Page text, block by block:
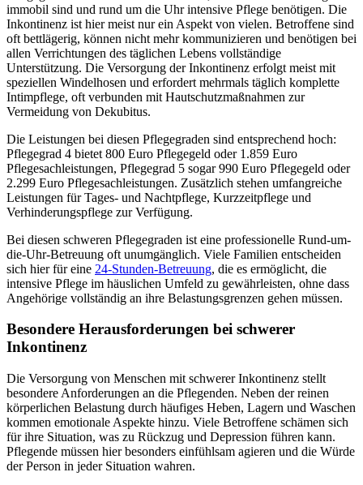
immobil sind und rund um die Uhr intensive Pflege benötigen. Die
Inkontinenz ist hier meist nur ein Aspekt von vielen. Betroffene sind
oft bettlägerig, können nicht mehr kommunizieren und benötigen bei
allen Verrichtungen des täglichen Lebens vollständige
Unterstützung. Die Versorgung der Inkontinenz erfolgt meist mit
speziellen Windelhosen und erfordert mehrmals täglich komplette
Intimpflege, oft verbunden mit Hautschutzmaßnahmen zur
Vermeidung von Dekubitus.
Die Leistungen bei diesen Pflegegraden sind entsprechend hoch:
Pflegegrad 4 bietet 800 Euro Pflegegeld oder 1.859 Euro
Pflegesachleistungen, Pflegegrad 5 sogar 990 Euro Pflegegeld oder
2.299 Euro Pflegesachleistungen. Zusätzlich stehen umfangreiche
Leistungen für Tages- und Nachtpflege, Kurzzeitpflege und
Verhinderungspflege zur Verfügung.
Bei diesen schweren Pflegegraden ist eine professionelle Rund-um-
die-Uhr-Betreuung oft unumgänglich. Viele Familien entscheiden
sich hier für eine 24-Stunden-Betreuung, die es ermöglicht, die
intensive Pflege im häuslichen Umfeld zu gewährleisten, ohne dass
Angehörige vollständig an ihre Belastungsgrenzen gehen müssen.
Besondere Herausforderungen bei schwerer
Inkontinenz
Die Versorgung von Menschen mit schwerer Inkontinenz stellt
besondere Anforderungen an die Pflegenden. Neben der reinen
körperlichen Belastung durch häufiges Heben, Lagern und Waschen
kommen emotionale Aspekte hinzu. Viele Betroffene schämen sich
für ihre Situation, was zu Rückzug und Depression führen kann.
Pflegende müssen hier besonders einfühlsam agieren und die Würde
der Person in jeder Situation wahren.